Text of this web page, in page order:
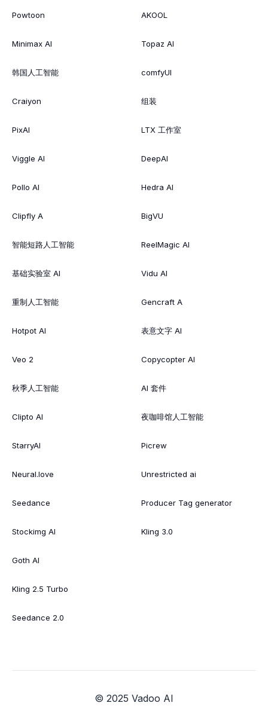
Powtoon
Minimax AI
韩国人工智能
Craiyon
PixAI
Viggle AI
Pollo AI
Clipfly A
智能短路人工智能
基础实验室 AI
重制人工智能
Hotpot AI
Veo 2
秋季人工智能
Clipto AI
StarryAI
Neural.love
Seedance
Stockimg AI
Goth AI
Kling 2.5 Turbo
Seedance 2.0
AKOOL
Topaz AI
comfyUI
组装
LTX 工作室
DeepAI
Hedra AI
BigVU
ReelMagic AI
Vidu AI
Gencraft A
表意文字 AI
Copycopter AI
AI 套件
夜咖啡馆人工智能
Picrew
Unrestricted ai
Producer Tag generator
Kling 3.0
© 2025 Vadoo AI